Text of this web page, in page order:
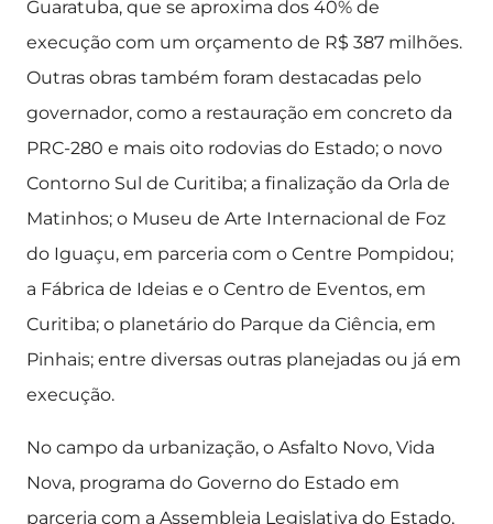
Guaratuba, que se aproxima dos 40% de
execução com um orçamento de R$ 387 milhões.
Outras obras também foram destacadas pelo
governador, como a restauração em concreto da
PRC-280 e mais oito rodovias do Estado; o novo
Contorno Sul de Curitiba; a finalização da Orla de
Matinhos; o Museu de Arte Internacional de Foz
do Iguaçu, em parceria com o Centre Pompidou;
a Fábrica de Ideias e o Centro de Eventos, em
Curitiba; o planetário do Parque da Ciência, em
Pinhais; entre diversas outras planejadas ou já em
execução.
No campo da urbanização, o Asfalto Novo, Vida
Nova, programa do Governo do Estado em
parceria com a Assembleia Legislativa do Estado,